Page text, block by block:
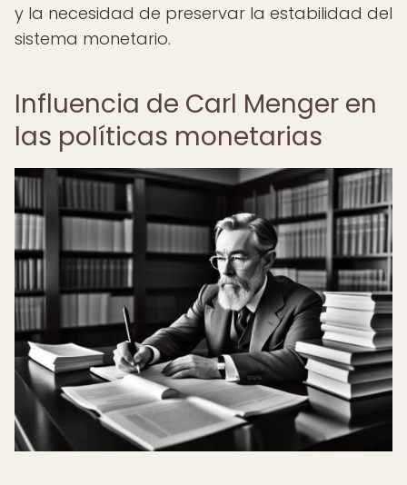
y la necesidad de preservar la estabilidad del
sistema monetario.
Influencia de Carl Menger en
las políticas monetarias